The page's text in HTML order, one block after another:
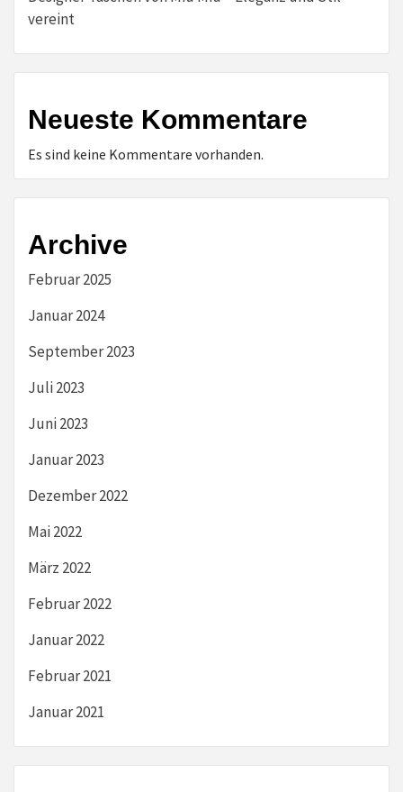
vereint
Neueste Kommentare
Es sind keine Kommentare vorhanden.
Archive
Februar 2025
Januar 2024
September 2023
Juli 2023
Juni 2023
Januar 2023
Dezember 2022
Mai 2022
März 2022
Februar 2022
Januar 2022
Februar 2021
Januar 2021